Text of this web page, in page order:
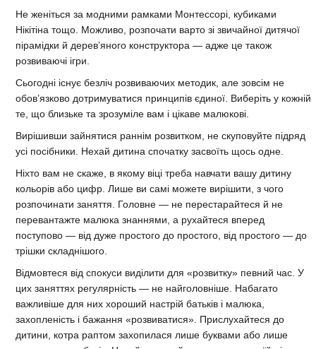
Не женіться за модними рамками Монтессорі, кубиками
Нікітіна тощо. Можливо, розпочати варто зі звичайної дитячої
пірамідки й дерев’яного конструктора — адже це також
розвиваючі ігри.
Сьогодні існує безліч розвиваючих методик, але зовсім не
обов’язково дотримуватися принципів єдиної. Виберіть у кожній
те, що близьке та зрозуміле вам і цікаве малюкові.
Вирішивши зайнятися раннім розвитком, не скуповуйте підряд
усі посібники. Нехай дитина спочатку засвоїть щось одне.
Ніхто вам не скаже, в якому віці треба навчати вашу дитину
кольорів або цифр. Лише ви самі можете вирішити, з чого
розпочинати заняття. Головне — не перестарайтеся й не
перевантажте малюка знаннями, а рухайтеся вперед
поступово — від дуже простого до простого, від простого — до
трішки складнішого.
Відмовтеся від спокуси виділити для «розвитку» певний час. У
цих заняттях регулярність — не найголовніше. Набагато
важливіше для них хороший настрій батьків і малюка,
захопленість і бажання «розвиватися». Прислухайтеся до
дитини, котра раптом захопилася лише буквами або лише